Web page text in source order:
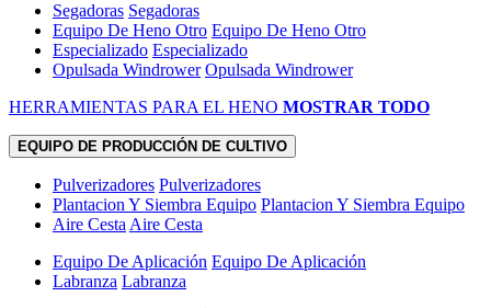
Segadoras Segadoras
Equipo De Heno Otro Equipo De Heno Otro
Especializado Especializado
Opulsada Windrower Opulsada Windrower
HERRAMIENTAS PARA EL HENO MOSTRAR TODO
EQUIPO DE PRODUCCIÓN DE CULTIVO
Pulverizadores Pulverizadores
Plantacion Y Siembra Equipo Plantacion Y Siembra Equipo
Aire Cesta Aire Cesta
Equipo De Aplicación Equipo De Aplicación
Labranza Labranza